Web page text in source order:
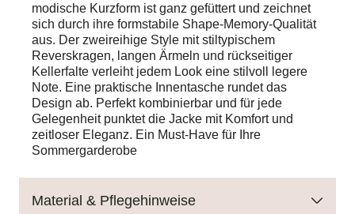
modische Kurzform ist ganz gefüttert und zeichnet
sich durch ihre formstabile Shape-Memory-Qualität
aus. Der zweireihige Style mit stiltypischem
Reverskragen, langen Ärmeln und rückseitiger
Kellerfalte verleiht jedem Look eine stilvoll legere
Note. Eine praktische Innentasche rundet das
Design ab. Perfekt kombinierbar und für jede
Gelegenheit punktet die Jacke mit Komfort und
zeitloser Eleganz. Ein Must-Have für Ihre
Sommergarderobe
Material & Pflegehinweise